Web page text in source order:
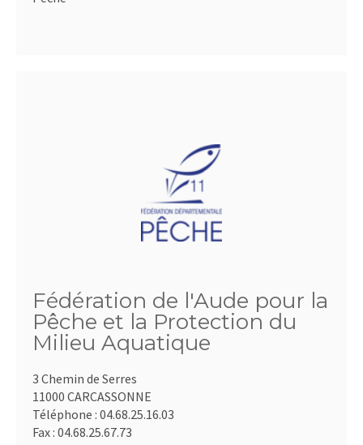
Fédération de l'Aude pour la
Pêche et la Protection du
Milieu Aquatique
3 Chemin de Serres
11000 CARCASSONNE
Téléphone : 04.68.25.16.03
Fax : 04.68.25.67.73